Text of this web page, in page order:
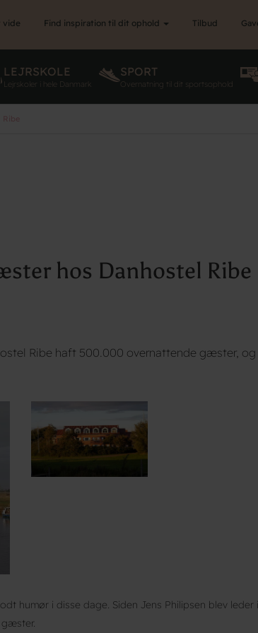
Find inspiration til dit ophold Tilbud
LEJRSKOLE
Lejrskoler i hele Danmark
SPORT
Overnatning til dit sportsophold
hos Danhostel Ribe
Ribe haft 500.000 overnattende gæster,
humør i disse dage. Siden Jens Philipsen blev leder i